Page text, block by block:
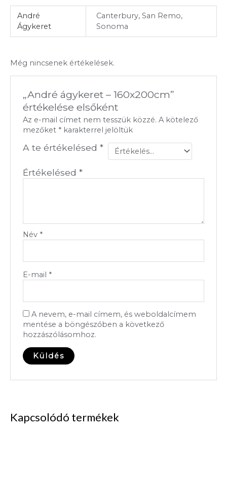
André
Ágykeret
Canterbury, San Remo,
Sonoma
Még nincsenek értékelések.
„André ágykeret – 160x200cm”
értékelése elsőként
Az e-mail címet nem tesszük közzé. A kötelező
mezőket * karakterrel jelöltük
A te értékelésed*
Értékelésed*
Név *
E-mail *
A nevem, e-mail címem, és weboldalcímem
mentése a böngészőben a következő
hozzászólásomhoz.
Kapcsolódó termékek